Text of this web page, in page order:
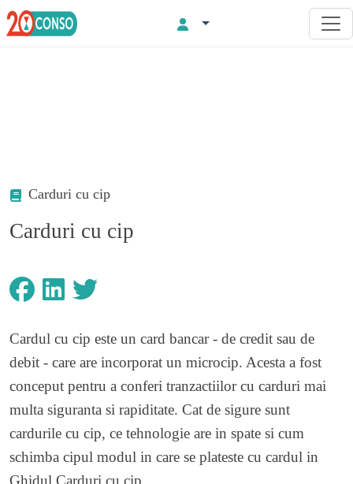
Carduri cu cip
Carduri cu cip
Cardul cu cip este un card bancar - de credit sau de
debit - care are incorporat un microcip. Acesta a fost
conceput pentru a conferi tranzactiilor cu carduri mai
multa siguranta si rapiditate. Cat de sigure sunt
cardurile cu cip, ce tehnologie are in spate si cum
schimba cipul modul in care se plateste cu cardul in
Ghidul Carduri cu cip.